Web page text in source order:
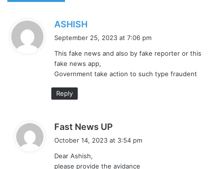
ASHISH
s
:
September 25, 2023 at 7:06 pm
This fake news and also by fake reporter or this
fake news app,
Government take action to such type fraudent
Reply
Fast News UP
October 14, 2023 at 3:54 pm
Dear Ashish,
please provide the avidance